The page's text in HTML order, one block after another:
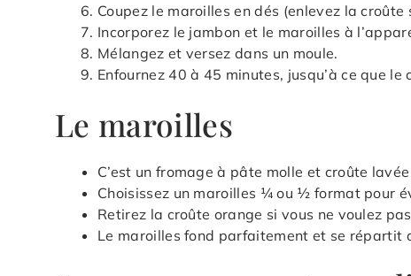
Coupez le maroilles en dés (enlevez la
Incorporez le jambon et le maroilles à
Mélangez et versez dans un moule.
Enfournez 40 à 45 minutes, jusqu’à ce que
Le maroilles
C’est un fromage à pâte molle et croûte
Choisissez un maroilles ¼ ou ½ format pour
Retirez la croûte orange si vous ne voulez
Le maroilles fond parfaitement et se répartit